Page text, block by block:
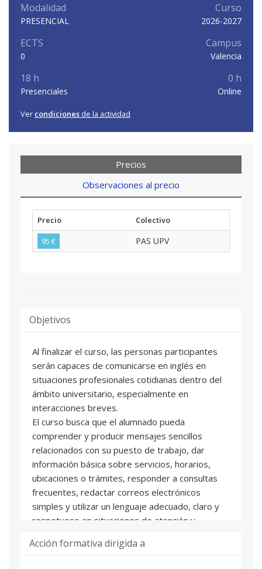
Modalidad
PRESENCIAL
Curso
2026-2027
ECTS
0
Campus
Valencia
18 h
Presenciales
0 h
Online
Ver condiciones de la actividad
Precios
Observaciones al precio
Precio
Colectivo
95 €
PAS UPV
Objetivos
Al finalizar el curso, las personas participantes
serán capaces de comunicarse en inglés en
situaciones profesionales cotidianas dentro del
ámbito universitario, especialmente en
interacciones breves.
El curso busca que el alumnado pueda
comprender y producir mensajes sencillos
relacionados con su puesto de trabajo, dar
información básica sobre servicios, horarios,
ubicaciones o trámites, responder a consultas
frecuentes, redactar correos electrónicos
simples y utilizar un lenguaje adecuado, claro y
respetuoso en situaciones de atención y
Asimismo, se pretende reforzar la confianza en
Acción formativa dirigida a